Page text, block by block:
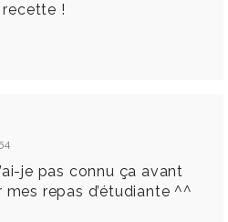
!
je pas connu ça avant
repas d’étudiante ^^